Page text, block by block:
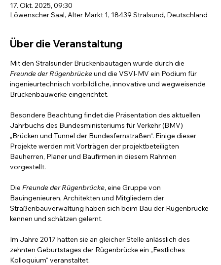
17. Okt. 2025, 09:30
Löwenscher Saal, Alter Markt 1, 18439 Stralsund, Deutschland
Über die Veranstaltung
Mit den Stralsunder Brückenbautagen wurde durch die
Freunde der Rügenbrücke und die VSVI-MV ein Podium für
ingenieurtechnisch vorbildliche, innovative und wegweisende
Brückenbauwerke eingerichtet.
Besondere Beachtung findet die Präsentation des aktuellen
Jahrbuchs des Bundesministeriums für Verkehr (BMV)
„Brücken und Tunnel der Bundesfernstraßen“. Einige dieser
Projekte werden mit Vorträgen der projektbeteiligten
Bauherren, Planer und Baufirmen in diesem Rahmen
vorgestellt.
Die Freunde der Rügenbrücke, eine Gruppe von
Bauingenieuren, Architekten und Mitgliedern der
Straßenbauverwaltung haben sich beim Bau der Rügenbrücke
kennen und schätzen gelernt.
Im Jahre 2017 hatten sie an gleicher Stelle anlässlich des
zehnten Geburtstages der Rügenbrücke ein „Festliches
Kolloquium“ veranstaltet.